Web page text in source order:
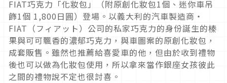
FIAT巧克力「化妝包」（附原創化妝包1個、迷你車吊
飾1個 1,800日圓）登場。以義大利的汽車製造商・
FIAT（フィアット）公司的私家巧克力的身份誕生的榛
果與可可飄香的濃郁巧克力，與車圖案的原創化妝包，
成套販售。雖然也推薦給喜愛車的他，但由於收到禮物
後也可以做為化妝包使用，所以拿來當作銀座女孩彼此
之間的禮物說不定也很討喜。